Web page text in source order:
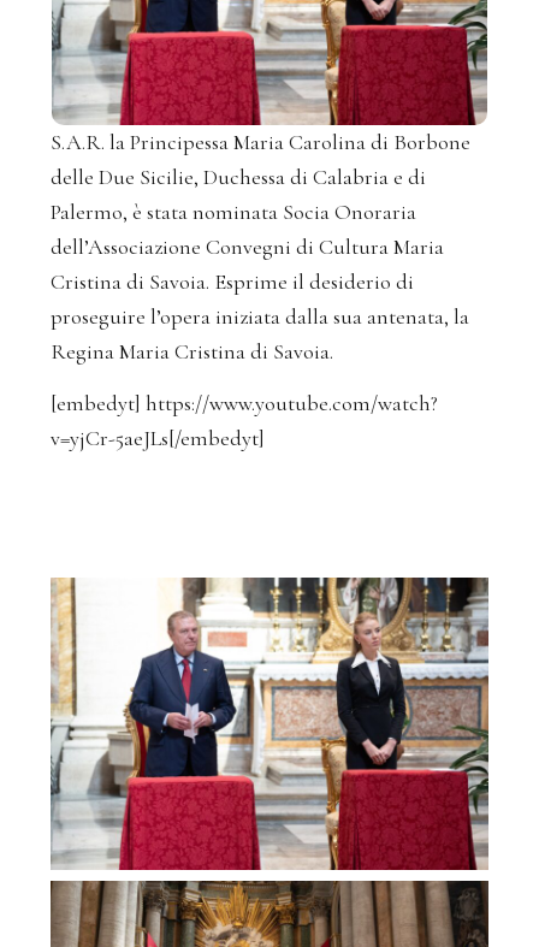
S.A.R. la Principessa Maria Carolina di Borbone
delle Due Sicilie, Duchessa di Calabria e di
Palermo, è stata nominata Socia Onoraria
dell’Associazione Convegni di Cultura Maria
Cristina di Savoia. Esprime il desiderio di
proseguire l’opera iniziata dalla sua antenata, la
Regina Maria Cristina di Savoia.
[embedyt] https://www.youtube.com/watch?
v=yjCr-5aeJLs[/embedyt]